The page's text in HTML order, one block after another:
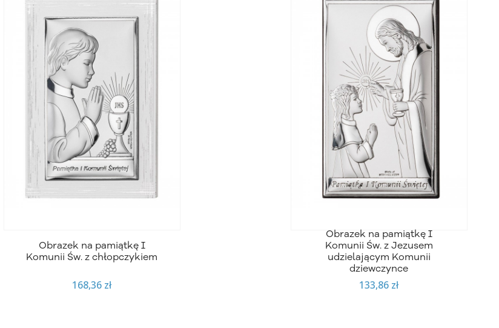
Obrazek na pamiątkę I
Komunii Św. z chłopczykiem
168,36 zł
Obrazek na pamiątkę I
Komunii Św. z Jezusem
udzielającym Komunii
dziewczynce
133,86 zł